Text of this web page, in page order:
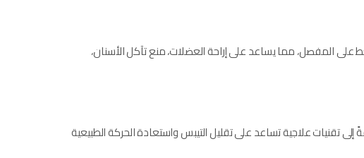
على المفصل، مما يساعد على إراحة العضلات، منع تآكل الأسنان،
تقنيات علاجية تساعد على تقليل التيبس واستعادة الحركة الطبيعية